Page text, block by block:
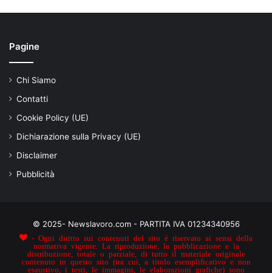
Pagine
Chi Siamo
Contatti
Cookie Policy (UE)
Dichiarazione sulla Privacy (UE)
Disclaimer
Pubblicità
© 2025- Newslavoro.com - PARTITA IVA 01234340956
- Ogni diritto sui contenuti del sito è riservato ai sensi della
normativa vigente. La riproduzione, la pubblicazione e la
distribuzione, totale o parziale, di tutto il materiale originale
contenuto in questo sito (tra cui, a titolo esemplificativo e non
esaustivo, i testi, le immagini, le elaborazioni grafiche) sono